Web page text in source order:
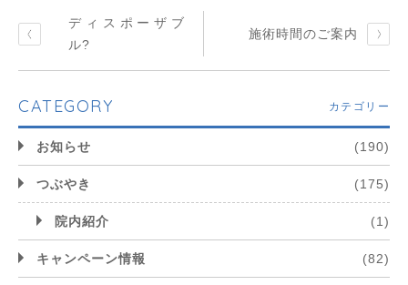
ディスポーザブ
ル?
施術時間のご案内
CATEGORY カテゴリー
お知らせ (190)
つぶやき (175)
院内紹介 (1)
キャンペーン情報 (82)